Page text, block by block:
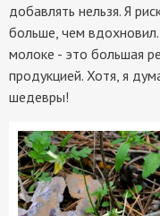
добавлять нельзя. Я
больше, чем
молоке - это большая
продукцией. Хотя, я
шедевры!